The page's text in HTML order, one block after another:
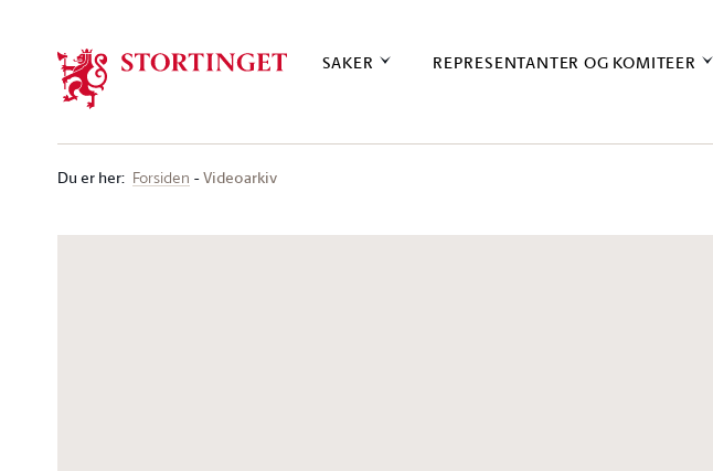
SAKER REPRESENTANTER OG KOMITEER
Du er her: Forsiden Videoarkiv